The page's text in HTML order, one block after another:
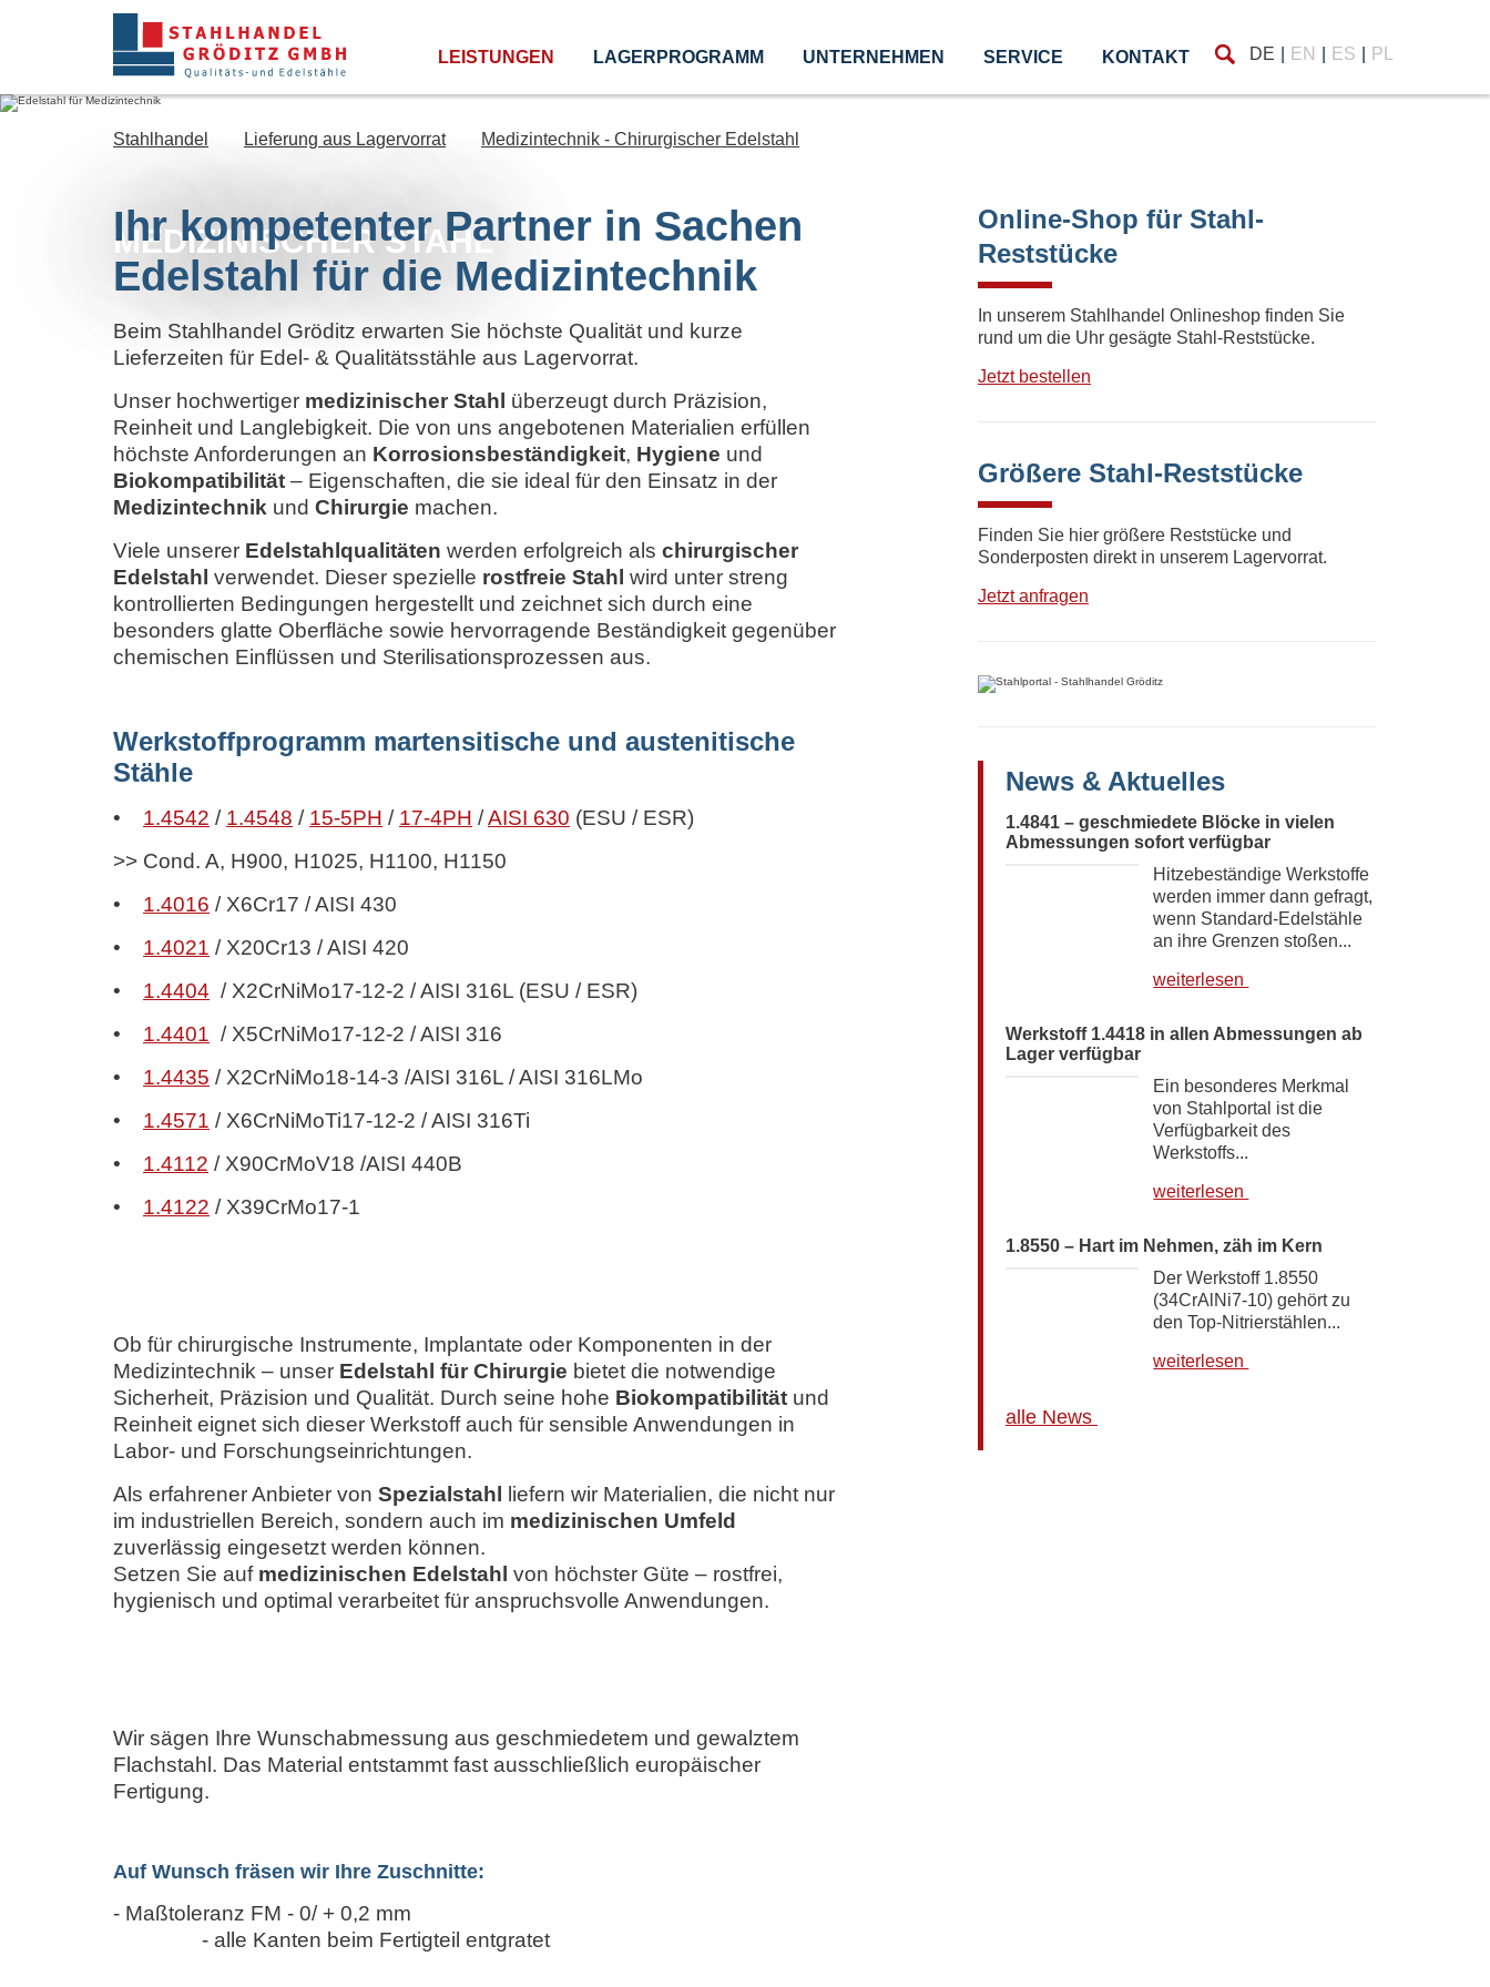
LEISTUNGEN LAGERPROGRAMM UNTERNEHMEN SERVICE KONTAKT DE EN ES PL
MEDIZINISCHER STAHL
Stahlhandel Lieferung aus Lagervorrat Medizintechnik - Chirurgischer Edelstahl
Ihr kompetenter Partner in Sachen
Edelstahl für die Medizintechnik
Beim Stahlhandel Gröditz erwarten Sie höchste Qualität und kurze
Lieferzeiten für Edel- & Qualitätsstähle aus Lagervorrat.
Unser hochwertiger medizinischer Stahl überzeugt durch Präzision,
Reinheit und Langlebigkeit. Die von uns angebotenen Materialien erfüllen
höchste Anforderungen an Korrosionsbeständigkeit, Hygiene und
Biokompatibilität – Eigenschaften, die sie ideal für den Einsatz in der
Medizintechnik und Chirurgie machen.
Viele unserer Edelstahlqualitäten werden erfolgreich als chirurgischer
Edelstahl verwendet. Dieser spezielle rostfreie Stahl wird unter streng
kontrollierten Bedingungen hergestellt und zeichnet sich durch eine
besonders glatte Oberfläche sowie hervorragende Beständigkeit gegenüber
chemischen Einflüssen und Sterilisationsprozessen aus.
Werkstoffprogramm martensitische und austenitische
Stähle
• 1.4542 / 1.4548 / 15-5PH / 17-4PH /AISI 630 (ESU / ESR)
>> Cond. A, H900, H1025, H1100, H1150
• 1.4016 / X6Cr17 / AISI 430
• 1.4021 / X20Cr13 / AISI 420
• 1.4404 / X2CrNiMo17-12-2 / AISI 316L (ESU / ESR)
• 1.4401 / X5CrNiMo17-12-2 / AISI 316
• 1.4435 / X2CrNiMo18-14-3 /AISI 316L / AISI 316LMo
• 1.4571 / X6CrNiMoTi17-12-2 / AISI 316Ti
• 1.4112 / X90CrMoV18 /AISI 440B
• 1.4122 / X39CrMo17-1
Ob für chirurgische Instrumente, Implantate oder Komponenten in der
Medizintechnik – unser Edelstahl für Chirurgie bietet die notwendige
Sicherheit, Präzision und Qualität. Durch seine hohe Biokompatibilität und
Reinheit eignet sich dieser Werkstoff auch für sensible Anwendungen in
Labor- und Forschungseinrichtungen.
Als erfahrener Anbieter von Spezialstahl
liefern wir Materialien, die nicht nur
im industriellen Bereich, sondern auch im medizinischen Umfeld
zuverlässig eingesetzt werden können.
Setzen Sie auf medizinischen Edelstahl von höchster Güte – rostfrei,
hygienisch und optimal verarbeitet für anspruchsvolle Anwendungen.
Wir sägen Ihre Wunschabmessung aus geschmiedetem und gewalztem
Flachstahl. Das Material entstammt fast ausschließlich europäischer
Fertigung.
Auf Wunsch fräsen wir Ihre Zuschnitte:
- Maßtoleranz FM - 0/ + 0,2 mm
- alle Kanten beim Fertigteil entgratet
Online-Shop für Stahl-
Reststücke
In unserem Stahlhandel Onlineshop finden Sie
rund um die Uhr gesägte Stahl-Reststücke.
Jetzt bestellen
Größere Stahl-Reststücke
Finden Sie hier größere Reststücke und
Sonderposten direkt in unserem Lagervorrat.
Jetzt anfragen
News & Aktuelles
1.4841 – geschmiedete Blöcke in vielen
Abmessungen sofort verfügbar
Hitzebeständige Werkstoffe
werden immer dann gefragt,
wenn Standard-Edelstähle
an ihre Grenzen stoßen...
weiterlesen
Werkstoff 1.4418 in allen Abmessungen ab
Lager verfügbar
Ein besonderes Merkmal
von Stahlportal ist die
Verfügbarkeit des
Werkstoffs...
weiterlesen
1.8550 – Hart im Nehmen, zäh im Kern
Der Werkstoff 1.8550
(34CrAlNi7-10) gehört zu
den Top-Nitrierstählen...
weiterlesen
alle News